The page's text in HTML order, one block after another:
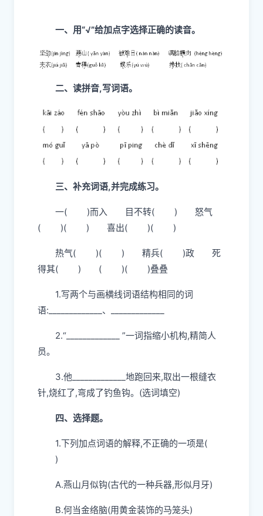
一、用“√”给加点字选择正确的读音。
二、读拼音,写词语。
三、补充词语,并完成练习。
一( )而入 目不转( ) 怒气
( )( ) 喜出( )( )
热气( )( ) 精兵( )政 死
得其( ) ( )( )叠叠
1.写两个与画横线词语结构相同的词
语:_____________、_____________
2.“_____________ ”一词指缩小机构,精简人
员。
3.他_____________地跑回来,取出一根缝衣
针,烧红了,弯成了钓鱼钩。(选词填空)
四、选择题。
1.下列加点词语的解释,不正确的一项是(
)
A.燕山月似钩(古代的一种兵器,形似月牙)
B.何当金络脑(用黄金装饰的马笼头)